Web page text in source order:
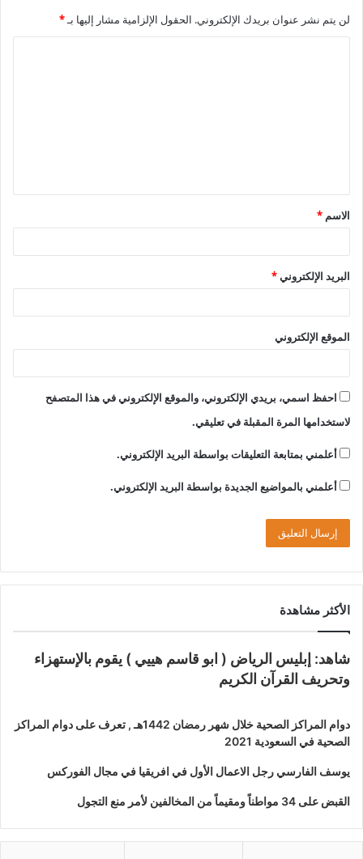
لن يتم نشر عنوان بريدك الإلكتروني. الحقول الإلزامية مشار إليها بـ*
ق
*
الاسم *
البريد الإلكتروني*
الموقع الإلكتروني
احفظ اسمي، بريدي الإلكتروني، والموقع الإلكتروني في هذا المتصفح
لاستخدامها المرة المقبلة في تعليقي.
أعلمني بمتابعة التعليقات بواسطة البريد الإلكتروني.
أعلمني بالمواضيع الجديدة بواسطة البريد الإلكتروني.
الأكثر مشاهدة
شاهد: إبليس الرياض ( ابو قاسم هييي ) يقوم بالإستهزاء
وتحريف القرآن الكريم
دوام المراكز الصحية خلال شهر رمضان 1442هـ , تعرف على دوام المراكز
الصحية في السعودية 2021
يوسف الفارسي رجل الاعمال الأول في افريقيا في مجال الفوركس
القبض على 34 مواطناً ومقيماً من المخالفين لأمر منع التجول